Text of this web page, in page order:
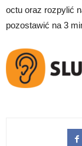
octu oraz rozpylić
pozostawić na 3